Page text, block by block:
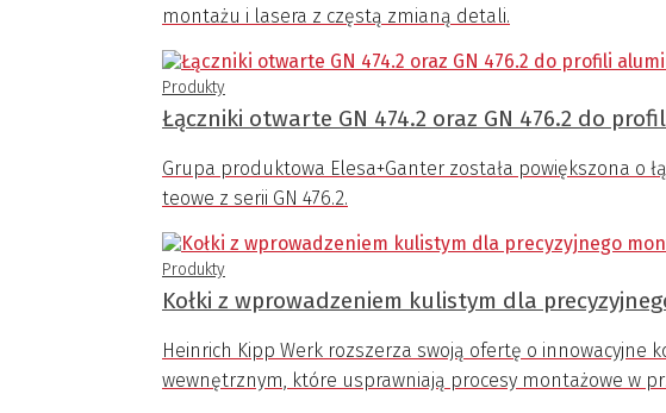
montażu i lasera z częstą zmianą detali.
Produkty
Łączniki otwarte GN 474.2 oraz GN 476.2 do
Grupa produktowa Elesa+Ganter została powiększona o
teowe z serii GN 476.2.
Produkty
Kołki z wprowadzeniem kulistym dla
Heinrich Kipp Werk rozszerza swoją ofertę o innowacyjne
wewnętrznym, które usprawniają procesy montażowe w